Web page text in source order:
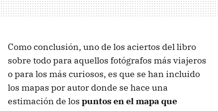
Como conclusión, uno de los aciertos del libro
sobre todo para aquellos fotógrafos más viajeros
o para los más curiosos, es que se han incluido
los mapas por autor donde se hace una
estimación de los puntos en el mapa que